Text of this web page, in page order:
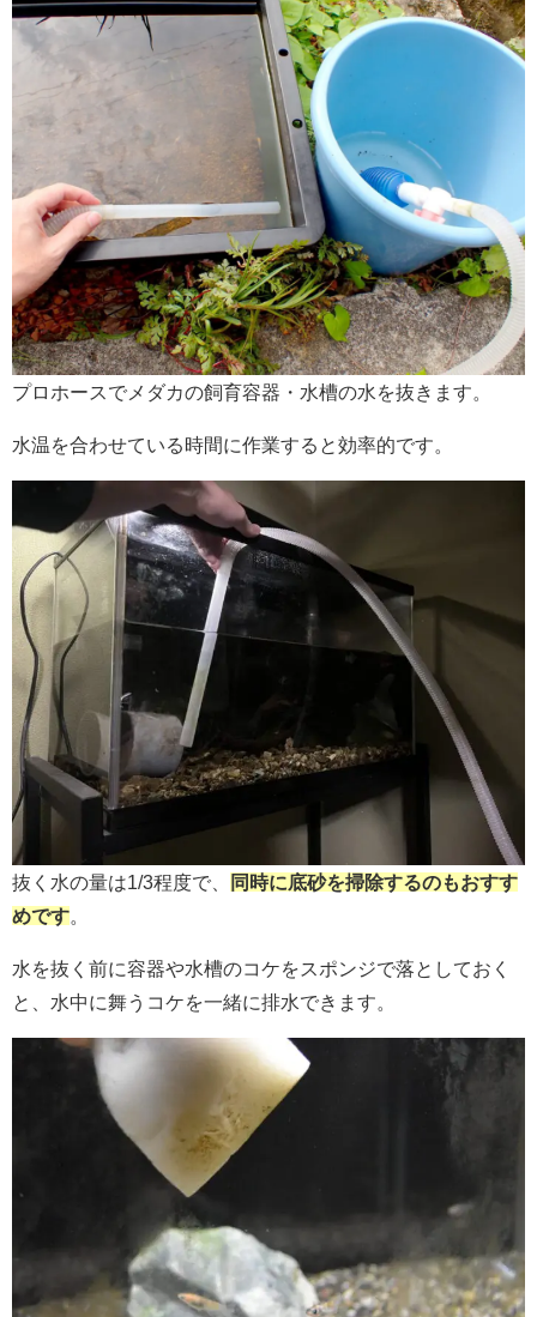
プロホースでメダカの飼育容器・水槽の水を抜きます。
水温を合わせている時間に作業すると効率的です。
抜く水の量は1/3程度で、
同時に底砂を掃除するのもおすす
めです
水を抜く前に容器や水槽のコケをスポンジで落としておく
と、水中に舞うコケを一緒に排水できます。